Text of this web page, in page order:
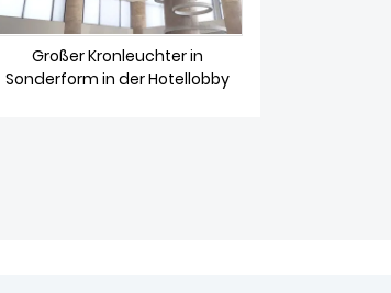
Großer Kronleuchter in
Sonderform in der Hotellobby